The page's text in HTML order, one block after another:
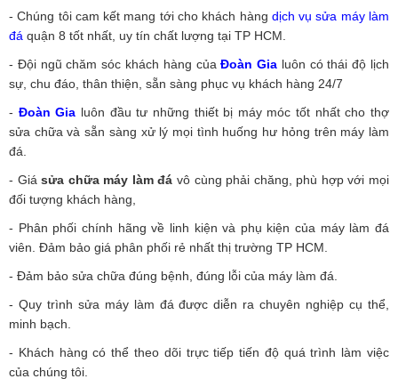
- Chúng tôi cam kết mang tới cho khách hàng dịch vụ sửa máy làm
đá quận 8 tốt nhất, uy tín chất lượng tại TP HCM.
- Đội ngũ chăm sóc khách hàng củaĐoàn Gia luôn có thái độ lịch
sự, chu đáo, thân thiện, sẵn sàng phục vụ khách hàng 24/7
- Đoàn Gia luôn đầu tư những thiết bị máy móc tốt nhất cho thợ
sửa chữa và sẵn sàng xử lý mọi tình huống hư hỏng trên máy làm
đá.
- Giásửa chữa máy làm đá vô cùng phải chăng, phù hợp với mọi
đối tượng khách hàng,
- Phân phối chính hãng về linh kiện và phụ kiện của máy làm đá
viên. Đảm bảo giá phân phối rẻ nhất thị trường TP HCM.
- Đảm bảo sửa chữa đúng bệnh, đúng lỗi của máy làm đá.
- Quy trình sửa máy làm đá được diễn ra chuyên nghiệp cụ thể,
minh bạch.
- Khách hàng có thể theo dõi trực tiếp tiến độ quá trình làm việc
của chúng tôi.